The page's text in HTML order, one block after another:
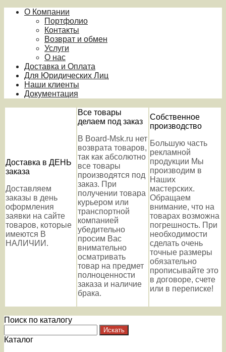
О Компании
Портфолио
Контакты
Возврат и обмен
Услуги
О нас
Доставка и Оплата
Для Юридических Лиц
Наши клиенты
Документация
Доставка в ДЕНЬ
заказа
Доставляем
заказы в день
оформления
заявки на сайте
товаров, которые
имеются В
НАЛИЧИИ.
Все товары
делаем под заказ
В Board-Msk.ru нет
возврата товаров,
так как абсолютно
все товары
производятся под
заказ. При
получении товара
курьером или
транспортной
компанией
убедительно
просим Вас
внимательно
осматривать
товар на предмет
полноценности
заказа и наличие
брака.
Собственное
производство
Большую часть
рекламной
продукции Мы
производим в
Наших
мастерских.
Обращаем
внимание, что на
товарах возможна
погрешность. При
необходимости
сделать очень
точные размеры
обязательно
прописывайте это
в договоре, счете
или в переписке!
Поиск по каталогу
Каталог